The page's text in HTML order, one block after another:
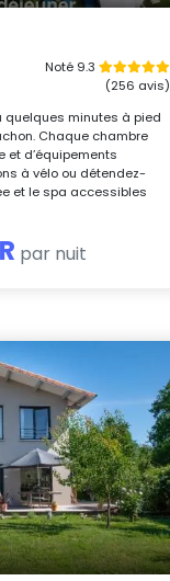
Noté 9.3
(256 avis)
quelques minutes à pied
Chaque chambre
et d’équipements
à vélo ou détendez-
et le spa accessibles
par nuit